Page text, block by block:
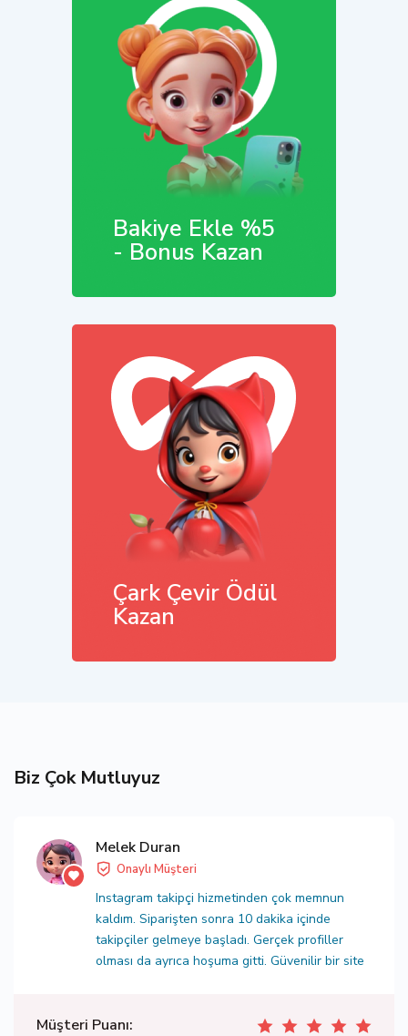
Bakiye Ekle %5
- Bonus Kazan
Çark Çevir Ödül
Kazan
Biz Çok Mutluyuz
Melek Duran
Onaylı Müşteri
Instagram takipçi hizmetinden çok memnun
kaldım. Siparişten sonra 10 dakika içinde
takipçiler gelmeye başladı. Gerçek profiller
olması da ayrıca hoşuma gitti. Güvenilir bir site
Müşteri Puanı: